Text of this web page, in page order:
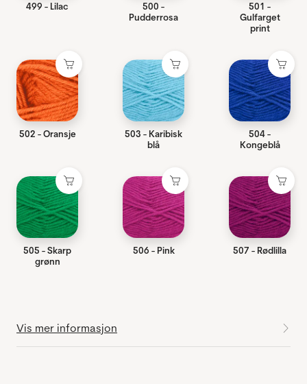
499 - Lilac
500 -
Pudderrosa
501 -
Gulfarget
print
502 - Oransje
503 - Karibisk
blå
504 -
Kongeblå
505 - Skarp
grønn
506 - Pink 507 - Rødlilla
Vis mer informasjon